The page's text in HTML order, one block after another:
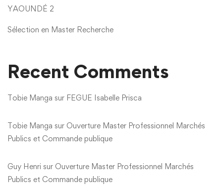
YAOUNDÉ 2
Sélection en Master Recherche
Recent Comments
Tobie Manga sur FEGUE Isabelle Prisca
Tobie Manga sur Ouverture Master Professionnel Marchés
Publics et Commande publique
Guy Henri sur Ouverture Master Professionnel Marchés
Publics et Commande publique